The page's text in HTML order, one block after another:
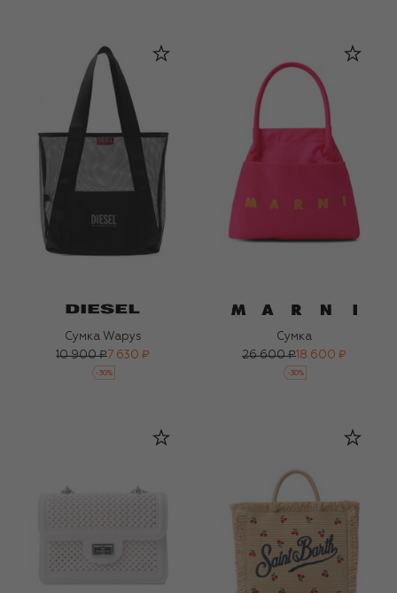
Сумка Wapys
10 900 ₽7 630 ₽
-30%
Сумка
26 600 ₽ 18 600 ₽
-30%